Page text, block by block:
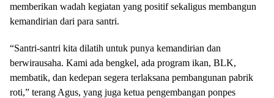
memberikan wadah kegiatan yang positif sekaligus membangun
kemandirian dari para santri.
“Santri-santri kita dilatih untuk punya kemandirian dan
berwirausaha. Kami ada bengkel, ada program ikan, BLK,
membatik, dan kedepan segera terlaksana pembangunan pabrik
roti,” terang Agus, yang juga ketua pengembangan ponpes